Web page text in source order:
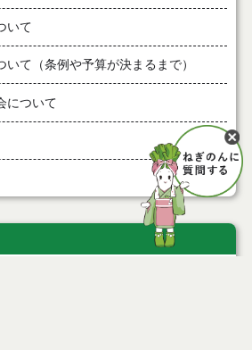
いて
いて（条例や予算が決まるまで）
について